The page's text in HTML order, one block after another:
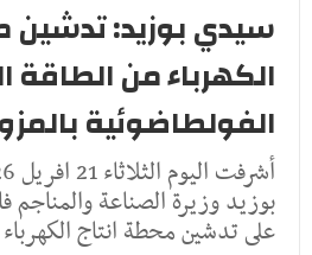
سيدي بوزيد: تدشين
الكهرباء من
الفولطاضوئية
بوزيد وزيرة الصناعة
على تدشين محطة انتاج